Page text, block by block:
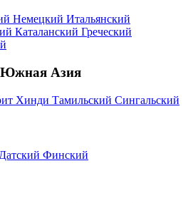
Немецкий Итальянский
Каталанский Греческий
Южная Азия
Хинди Тамильский Сингальский
Датский Финский